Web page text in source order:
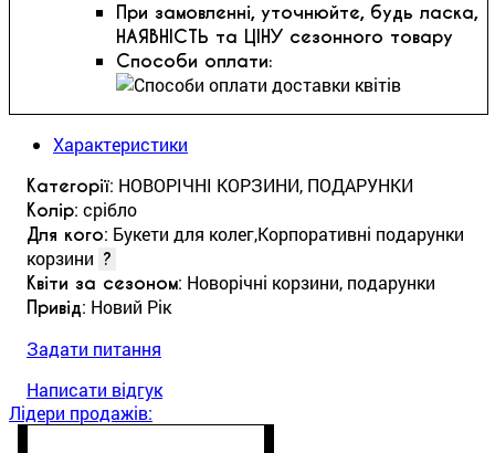
При замовленні, уточнюйте, будь ласка,
НАЯВНІСТЬ та ЦІНУ сезонного товару
Способи оплати:
Характеристики
Категорії: НОВОРІЧНІ КОРЗИНИ, ПОДАРУНКИ
Колір: срібло
Для кого: Букети для колег,Корпоративні подарунки
корзини ?
Квіти за сезоном: Новорічні корзини, подарунки
Привід: Новий Рік
Задати питання
Написати відгук
Лідери продажів: